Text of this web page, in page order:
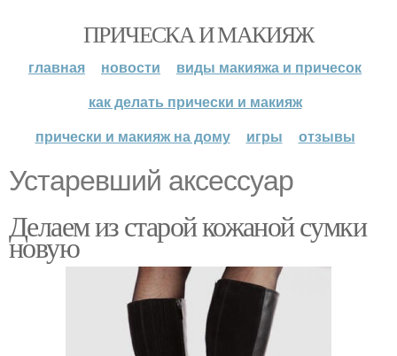
ПРИЧЕСКА И МАКИЯЖ
главная новости
виды макияжа и причесок
как делать прически и макияж
прически и макияж на дому
игры отзывы
Устаревший аксессуар
Делаем из старой кожаной сумки
новую